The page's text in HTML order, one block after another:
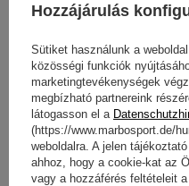
Hozzájárulás
Sütiket használunk a
közösségi funkciók
marketingtevékenységek
megbízható partnereink
látogasson el a
(https://www.marbosport.de/
weboldalra. A jelen
ahhoz, hogy a cookie-kat az
vagy a hozzáférés feltételeit